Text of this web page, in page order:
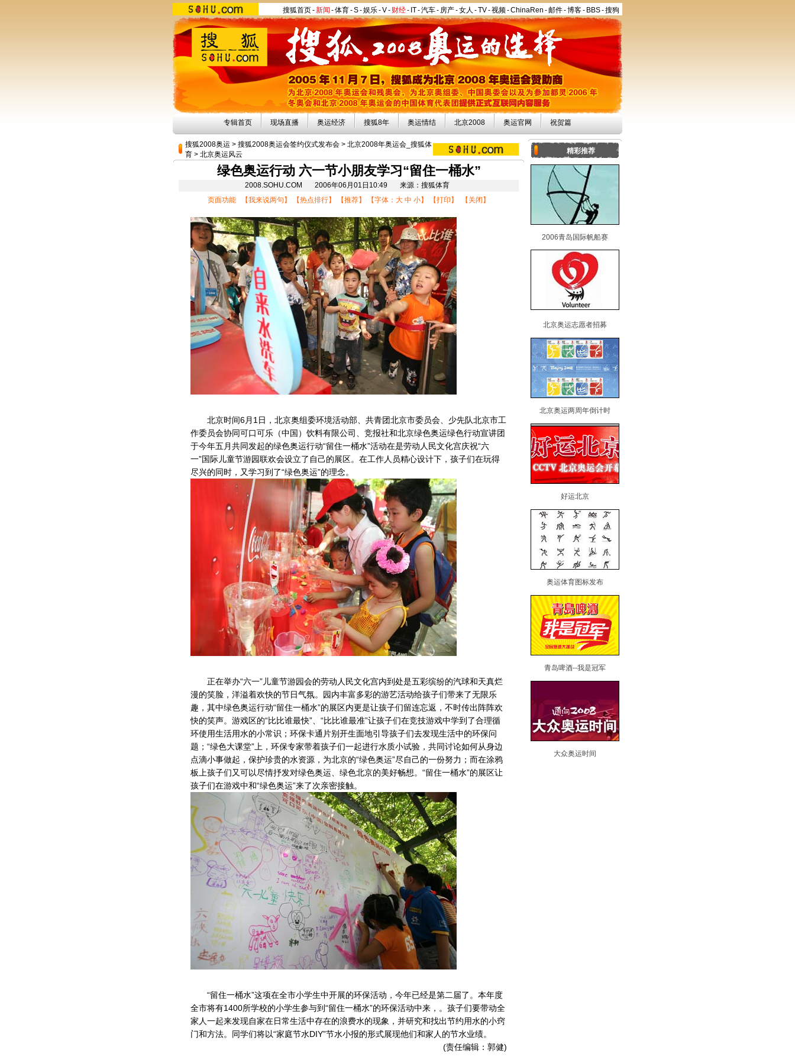
搜狐首页-新闻 -体育-S-娱乐-V- 财经- IT-汽车- 房产-女人 -TV-视频-ChinaRen -邮件-博客- BBS-搜狗
专辑首页 现场直播 奥运经济 搜狐8年 奥运情结 北京2008 奥运官网 祝贺篇
搜狐2008奥运 > 搜狐2008奥运会签约仪式发布会 > 北京2008年奥运会_搜狐体
育 > 北京奥运风云
绿色奥运行动 六一节小朋友学习“留住一桶水”
2008.SOHU.COM 2006年06月01日10:49 来源：搜狐体育
页面功能 【我来说两句 】 【热点排行】 【推荐】 【字体： 大 中 小】 【打印 】 【 关闭 】
北京时间6月1日，北京奥组委环境活动部、共青团北京市委员会、少先队北京市工
作委员会协同可口可乐（中国）饮料有限公司、竞报社和北京绿色奥运绿色行动宣讲团
于今年五月共同发起的绿色奥运行动“留住一桶水”活动在是劳动人民文化宫庆祝“六
一”国际儿童节游园联欢会设立了自己的展区。在工作人员精心设计下，孩子们在玩得
尽兴的同时，又学习到了“绿色奥运”的理念。
正在举办“六一”儿童节游园会的劳动人民文化宫内到处是五彩缤纷的汽球和天真烂
漫的笑脸，洋溢着欢快的节日气氛。园内丰富多彩的游艺活动给孩子们带来了无限乐
趣，其中绿色奥运行动“留住一桶水”的展区内更是让孩子们留连忘返，不时传出阵阵欢
快的笑声。游戏区的“比比谁最快”、“比比谁最准”让孩子们在竞技游戏中学到了合理循
环使用生活用水的小常识；环保卡通片别开生面地引导孩子们去发现生活中的环保问
题；“绿色大课堂”上，环保专家带着孩子们一起进行水质小试验，共同讨论如何从身边
点滴小事做起，保护珍贵的水资源，为北京的“绿色奥运”尽自己的一份努力；而在涂鸦
板上孩子们又可以尽情抒发对绿色奥运、绿色北京的美好畅想。“留住一桶水”的展区让
孩子们在游戏中和“绿色奥运”来了次亲密接触。
“留住一桶水”这项在全市小学生中开展的环保活动，今年已经是第二届了。本年度
全市将有1400所学校的小学生参与到“留住一桶水”的环保活动中来，。孩子们要带动全
家人一起来发现自家在日常生活中存在的浪费水的现象，并研究和找出节约用水的小窍
门和方法。同学们将以“家庭节水DIY”节水小报的形式展现他们和家人的节水业绩。
(责任编辑：郭健)
精彩推荐
2006青岛国际帆船赛
北京奥运志愿者招募
北京奥运两周年倒计时
好运北京
奥运体育图标发布
青岛啤酒--我是冠军
大众奥运时间